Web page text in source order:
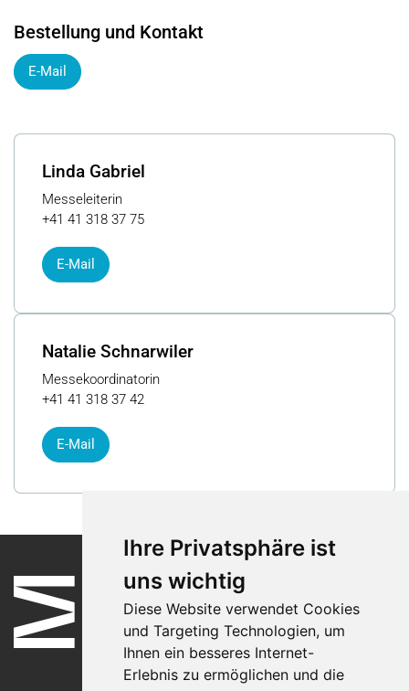
Ihre Privatsphäre ist
uns wichtig
Diese Website verwendet Cookies
und Targeting Technologien, um
Ihnen ein besseres Internet-
Erlebnis zu ermöglichen und die
Bestellung und Kontakt
E-Mail
Linda Gabriel
Messeleiterin
+41 41 318 37 75
E-Mail
Natalie Schnarwiler
Messekoordinatorin
+41 41 318 37 42
E-Mail